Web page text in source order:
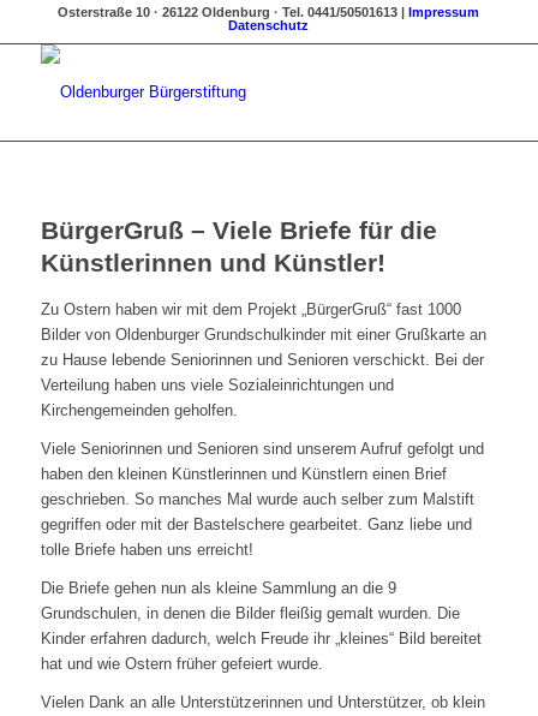
Osterstraße 10 · 26122 Oldenburg · Tel. 0441/50501613 |Impressum
Datenschutz
BürgerGruß – Viele Briefe für die
Künstlerinnen und Künstler!
Zu Ostern haben wir mit dem Projekt „BürgerGruß“ fast 1000
Bilder von Oldenburger Grundschulkinder mit einer Grußkarte an
zu Hause lebende Seniorinnen und Senioren verschickt. Bei der
Verteilung haben uns viele Sozialeinrichtungen und
Kirchengemeinden geholfen.
Viele Seniorinnen und Senioren sind unserem Aufruf gefolgt und
haben den kleinen Künstlerinnen und Künstlern einen Brief
geschrieben. So manches Mal wurde auch selber zum Malstift
gegriffen oder mit der Bastelschere gearbeitet. Ganz liebe und
tolle Briefe haben uns erreicht!
Die Briefe gehen nun als kleine Sammlung an die 9
Grundschulen, in denen die Bilder fleißig gemalt wurden. Die
Kinder erfahren dadurch, welch Freude ihr „kleines“ Bild bereitet
hat und wie Ostern früher gefeiert wurde.
Vielen Dank an alle Unterstützerinnen und Unterstützer, ob klein